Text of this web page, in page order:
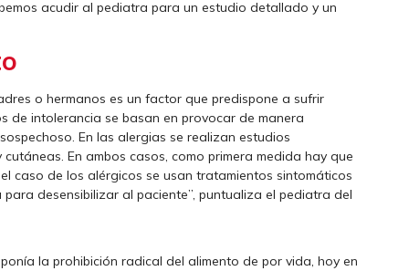
acudir al pediatra para un estudio detallado y un
o hermanos es un factor que predispone a sufrir
de intolerancia se basan en provocar de manera
En las alergias se realizan estudios
En ambos casos, como primera medida hay que
caso de los alérgicos se usan tratamientos sintomáticos
desensibilizar al paciente”, puntualiza el pediatra del
la prohibición radical del alimento de por vida, hoy en